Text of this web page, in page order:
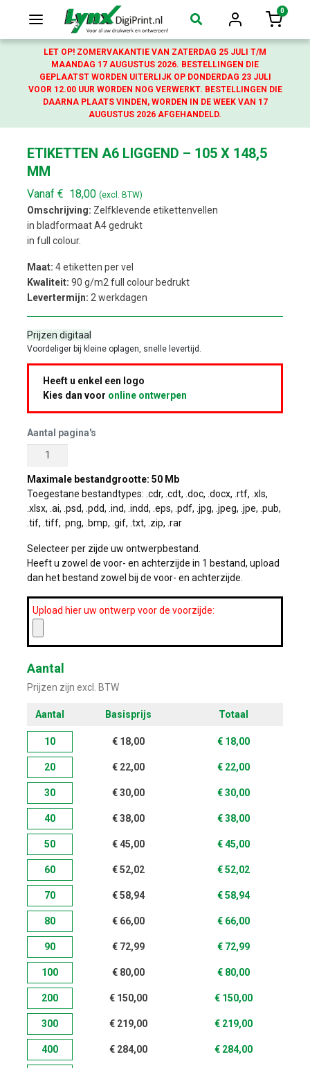
Login
0
LET OP! ZOMERVAKANTIE VAN ZATERDAG 25 JULI T/M
MAANDAG 17 AUGUSTUS 2026. BESTELLINGEN DIE
GEPLAATST WORDEN UITERLIJK OP DONDERDAG 23 JULI
VOOR 12.00 UUR WORDEN NOG VERWERKT. BESTELLINGEN DIE
DAARNA PLAATS VINDEN, WORDEN IN DE WEEK VAN 17
AUGUSTUS 2026 AFGEHANDELD.
ETIKETTEN A6 LIGGEND – 105 X 148,5
MM
Vanaf € 18,00 (excl. BTW)
Omschrijving: Zelfklevende etikettenvellen
in bladformaat A4 gedrukt
in full colour.
Maat: 4 etiketten per vel
Kwaliteit: 90 g/m2 full colour bedrukt
Levertermijn: 2 werkdagen
Prijzen digitaal
Voordeliger bij kleine oplagen, snelle levertijd.
Heeft u enkel een logo
Kies dan voor online ontwerpen
Aantal pagina's
Maximale bestandgrootte: 50 Mb
Toegestane bestandtypes: .cdr, .cdt, .doc, .docx, .rtf, .xls,
.xlsx, .ai, .psd, .pdd, .ind, .indd, .eps, .pdf, .jpg, .jpeg, .jpe, .pub,
.tif, .tiff, .png, .bmp, .gif, .txt, .zip, .rar
Selecteer per zijde uw ontwerpbestand.
Heeft u zowel de voor- en achterzijde in 1 bestand, upload
dan het bestand zowel bij de voor- en achterzijde.
Upload hier uw ontwerp voor de voorzijde:
Aantal
Prijzen zijn excl. BTW
Aantal Basisprijs Totaal
10 € 18,00 € 18,00
20 € 22,00 € 22,00
30 € 30,00 € 30,00
40 € 38,00 € 38,00
50 € 45,00 € 45,00
60 € 52,02 € 52,02
70 € 58,94 € 58,94
80 € 66,00 € 66,00
90 € 72,99 € 72,99
100 € 80,00 € 80,00
200 € 150,00 € 150,00
300 € 219,00 € 219,00
400 € 284,00 € 284,00